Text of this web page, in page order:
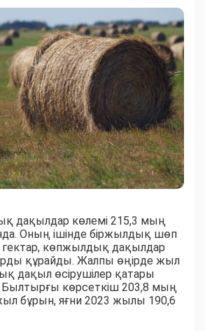
дақылдар көлемі 215,3 мың
Оның ішінде біржылдық шөп
гектар, көпжылдық дақылдар
құрайды. Жалпы өңірде жыл
дақыл өсірушілер қатары
Былтырғы көрсеткіш 203,8 мың
бұрын, яғни 2023 жылы 190,6